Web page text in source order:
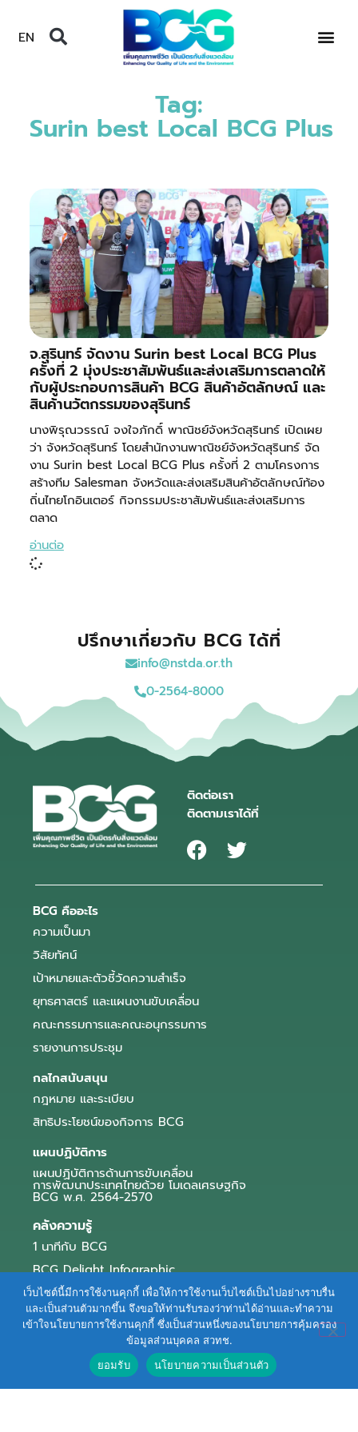
EN
Tag:
Surin best Local BCG Plus
จ.สุรินทร์ จัดงาน Surin best Local BCG Plus
ครั้งที่ 2 มุ่งประชาสัมพันธ์และส่งเสริมการตลาดให้
กับผู้ประกอบการสินค้า BCG สินค้าอัตลักษณ์ และ
สินค้านวัตกรรมของสุรินทร์
นางพิรุณวรรณ์ จงใจภักดิ์ พาณิชย์จังหวัดสุรินทร์ เปิดเผย
ว่า จังหวัดสุรินทร์ โดยสำนักงานพาณิชย์จังหวัดสุรินทร์ จัด
งาน Surin best Local BCG Plus ครั้งที่ 2 ตามโครงการ
สร้างทีม Salesman จังหวัดและส่งเสริมสินค้าอัตลักษณ์ท้อง
ถิ่นไทยโกอินเตอร์ กิจกรรมประชาสัมพันธ์และส่งเสริมการ
ตลาด
อ่านต่อ
ปรึกษาเกี่ยวกับ BCG ได้ที่
info@nstda.or.th
0-2564-8000
ติดต่อเรา
ติดตามเราได้ที่
BCG คืออะไร
ความเป็นมา
วิสัยทัศน์
เป้าหมายและตัวชี้วัดความสำเร็จ
ยุทธศาสตร์ และแผนงานขับเคลื่อน
คณะกรรมการและคณะอนุกรรมการ
รายงานการประชุม
กลไกสนับสนุน
กฎหมาย และระเบียบ
สิทธิประโยชน์ของกิจการ BCG
แผนปฏิบัติการ
แผนปฏิบัติการด้านการขับเคลื่อน
การพัฒนาประเทศไทยด้วย โมเดลเศรษฐกิจ
BCG พ.ศ. 2564-2570
คลังความรู้
1 นาทีกับ BCG
BCG Delight Infographic
สื่อประชาสัมพันธ์
e-Book Series
ตัวอย่างธุรกิจ BCG
ข่าวและบทความ
เว็บไซต์นี้มีการใช้งานคุกกี้ เพื่อให้การใช้งานเว็บไซต์เป็นไปอย่างราบรื่น
และเป็นส่วนตัวมากขึ้น จึงขอให้ท่านรับรองว่าท่านได้อ่านและทำความ
เข้าใจนโยบายการใช้งานคุกกี้ ซึ่งเป็นส่วนหนึ่งของนโยบายการคุ้มครอง
ข้อมูลส่วนบุคคล สวทช.
ยอมรับ
นโยบายความเป็นส่วนตัว